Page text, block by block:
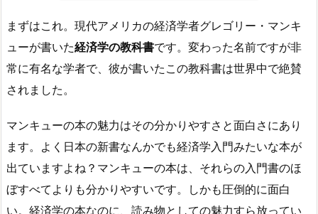
まずはこれ。現代アメリカの経済学者グレゴリー・マンキ
ューが書いた経済学の教科書です。変わった名前ですが非
常に有名な学者で、彼が書いたこの教科書は世界中で絶賛
されました。
マンキューの本の魅力はその分かりやすさと面白さにあり
ます。よく日本の新書なんかでも経済学入門みたいな本が
出ていますよね？マンキューの本は、それらの入門書のほ
ぼすべてよりも分かりやすいです。しかも圧倒的に面白
い。経済学の本なのに、読み物としての魅力すら放ってい